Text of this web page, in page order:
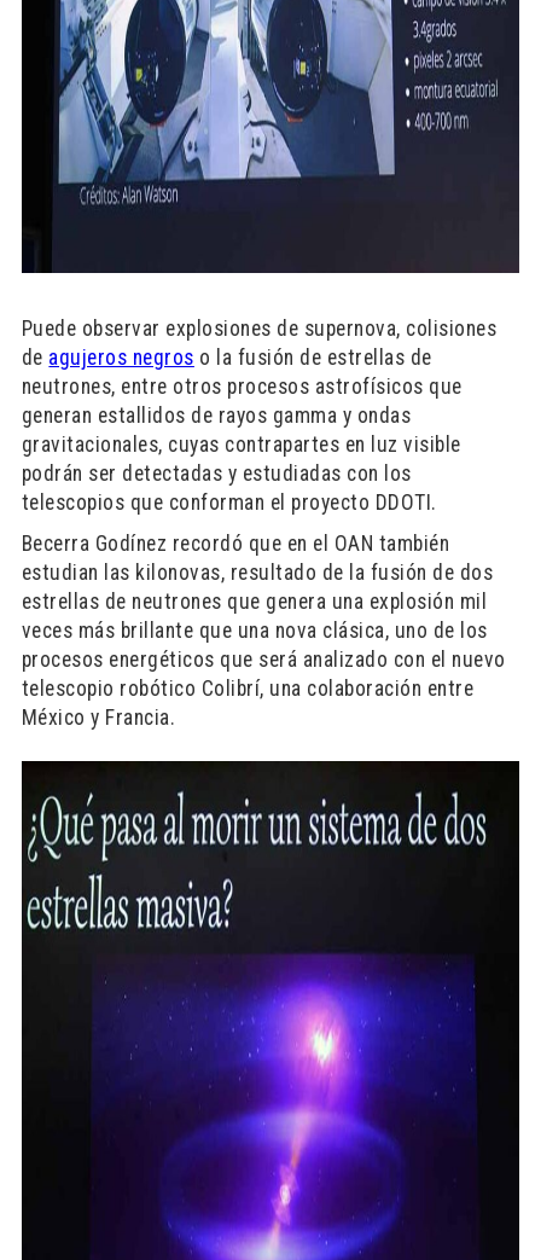
Puede observar explosiones de supernova, colisiones
de agujeros negros o la fusión de estrellas de
neutrones, entre otros procesos astrofísicos que
generan estallidos de rayos gamma y ondas
gravitacionales, cuyas contrapartes en luz visible
podrán ser detectadas y estudiadas con los
telescopios que conforman el proyecto DDOTI.
Becerra Godínez recordó que en el OAN también
estudian las kilonovas, resultado de la fusión de dos
estrellas de neutrones que genera una explosión mil
veces más brillante que una nova clásica, uno de los
procesos energéticos que será analizado con el nuevo
telescopio robótico Colibrí, una colaboración entre
México y Francia.